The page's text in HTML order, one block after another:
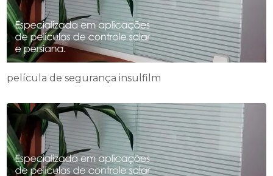
película de segurança insulfilm